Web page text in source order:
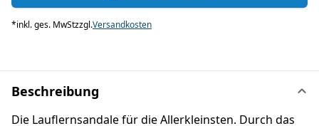
*inkl. ges. MwStzzgl.Versandkosten
Beschreibung
Die Lauflernsandale für die Allerkleinsten. Durch das